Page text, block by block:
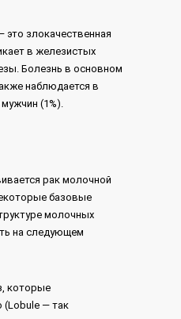
злокачественная
в железистых
Болезнь в основном
наблюдается в
(1%).
рак молочной
базовые
молочных
на следующем
которые
— так